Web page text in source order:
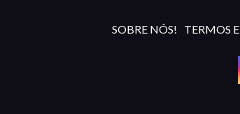
SOBRE NÓS! TERMOS